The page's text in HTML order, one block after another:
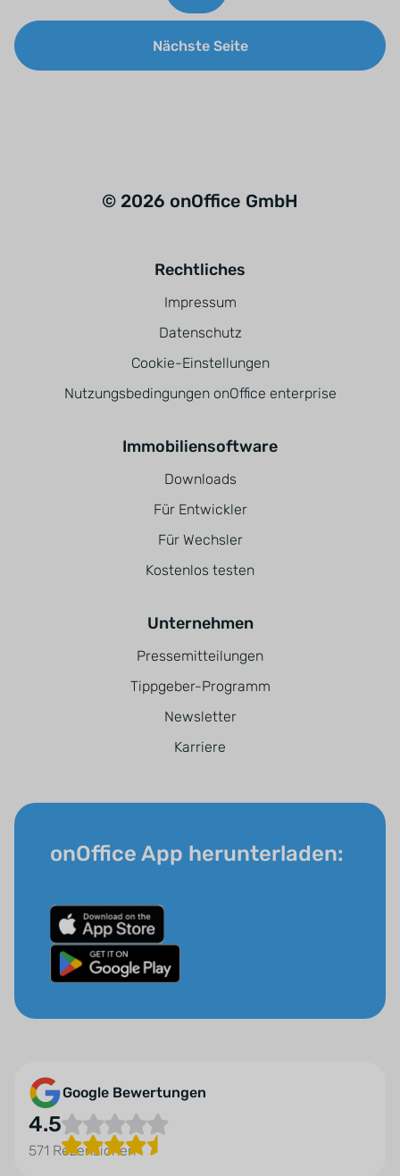
Nächste Seite
© 2026 onOffice GmbH
Rechtliches
Impressum
Datenschutz
Cookie-Einstellungen
Nutzungsbedingungen onOffice enterprise
Immobiliensoftware
Downloads
Für Entwickler
Für Wechsler
Kostenlos testen
Unternehmen
Pressemitteilungen
Tippgeber-Programm
Newsletter
Karriere
Google Bewertungen
4.5
571 Rezensionen
onOffice App herunterladen: